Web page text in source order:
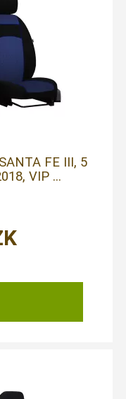
FE III, 5
VIP ...